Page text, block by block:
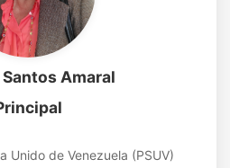
Amaral
Unido de Venezuela (PSUV)